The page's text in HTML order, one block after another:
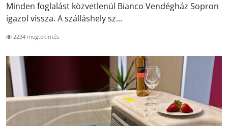
Minden foglalást közvetlenül Bianco Vendégház Sopron
igazol vissza. A szálláshely sz...
2234 megtekintés